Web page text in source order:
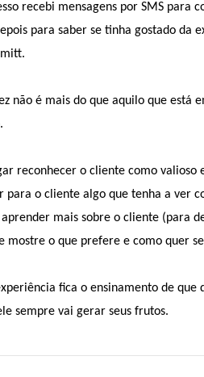
recebi mensagens por SMS
para saber se tinha gostado da
não é mais do que aquilo que está
reconhecer o cliente como valioso
para o cliente algo que tenha a ver
mais sobre o cliente (para
mostre o que prefere e como quer
fica o ensinamento de
sempre vai gerar seus frutos.